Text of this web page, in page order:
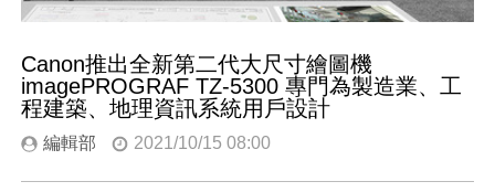
Canon推出全新第二代大尺寸繪圖機
imagePROGRAF TZ-5300 專門為製造業、工
程建築、地理資訊系統用戶設計
編輯部 2021/10/15 08:00